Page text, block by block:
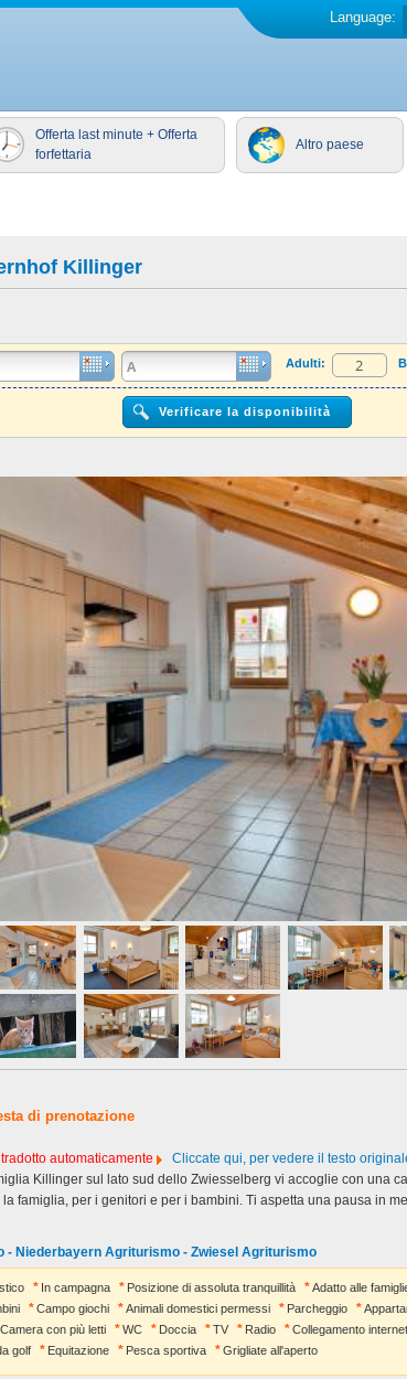
Language:
Offerta last minute + Offerta
forfettaria
Altro paese
Killinger
Adulti:
di prenotazione
automaticamente
Cliccate qui, per vedere il testo
Killinger sul lato sud dello Zwiesselberg vi accoglie con una
la famiglia, per i genitori e per i bambini. Ti aspetta una pausa in
- Niederbayern Agriturismo - Zwiesel Agriturismo
In campagna Posizione di assoluta tranquillità Adatto alle
Campo giochi Animali domestici permessi Parcheggio
Camera con più letti WC Doccia TV Radio Collegamento internet
golf Equitazione Pesca sportiva Grigliate all'aperto